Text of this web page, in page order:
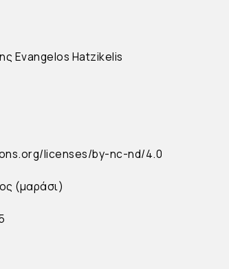
Evangelos Hatzikelis
licenses/by-nc-nd/4.0
(μαράσι)